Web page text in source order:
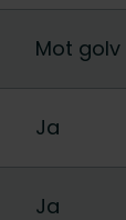
Mot golv
Ja
Ja